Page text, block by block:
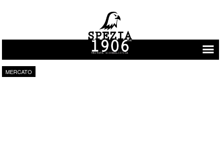
Vai al contenuto
MERCATO